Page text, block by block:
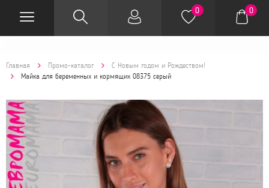
0 0
Главная Промо-каталог
С Новым годом и Рождеством!
Майка для беременных и кормящих 08375 серый